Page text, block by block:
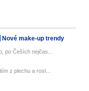
Nové make-up trendy
po Češích nejčas...
z plechu a rost...